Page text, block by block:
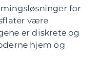
for
være
er diskrete og
hjem og